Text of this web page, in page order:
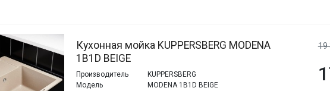
Кухонная мойка KUPPERSBERG MODENA
1B1D BEIGE
Производитель
KUPPERSBERG
Модель
MODENA 1B1D BEIGE
19